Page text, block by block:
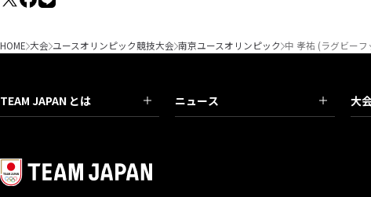
HOME 大会 ユースオリンピック競技大会 南京ユースオリンピック 中 孝祐 (ラグビーフ
TEAM JAPAN とは ニュース 大